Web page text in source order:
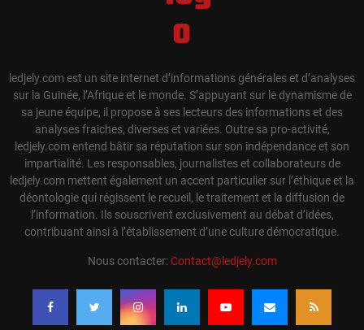
ledjely.com est un site internet d’informations générales et d’analyses
sur la Guinée, l’Afrique et le monde. S’appuyant sur le dynamisme de
sa jeune équipe, il propose à ses lecteurs des informations et des
analyses fraiches, diverses et variées. Outre sa pro-activité,
ledjely.com entend bâtir sa réputation sur son indépendance et son
impartialité. Les responsables, journalistes et collaborateurs de
ledjely.com mettent également un accent particulier sur l’éthique et la
déontologie qui régissent le recueil, le traitement et la diffusion de
l’information. Ils souscrivent exclusivement au débat d’idées,
contribuant ainsi à l’établissement d’une culture démocratique.
Nous contacter:Contact@ledjely.com